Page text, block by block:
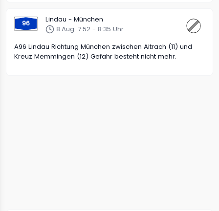
96
Lindau - München
8.Aug. 7:52 - 8:35 Uhr
A96 Lindau Richtung München zwischen Aitrach (11) und
Kreuz Memmingen (12) Gefahr besteht nicht mehr.